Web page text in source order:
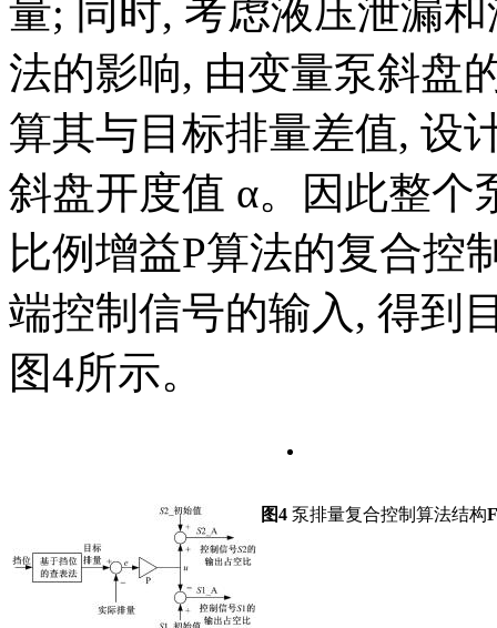
量; 同时, 考虑液压泄漏
法的影响, 由变量泵斜盘
算其与目标排量差值, 设
斜盘开度值 α。
因此整个
比例增益P算法的复合控
端控制信号的输入, 得到
图4所示。
图4 泵排量复合控制算法结构